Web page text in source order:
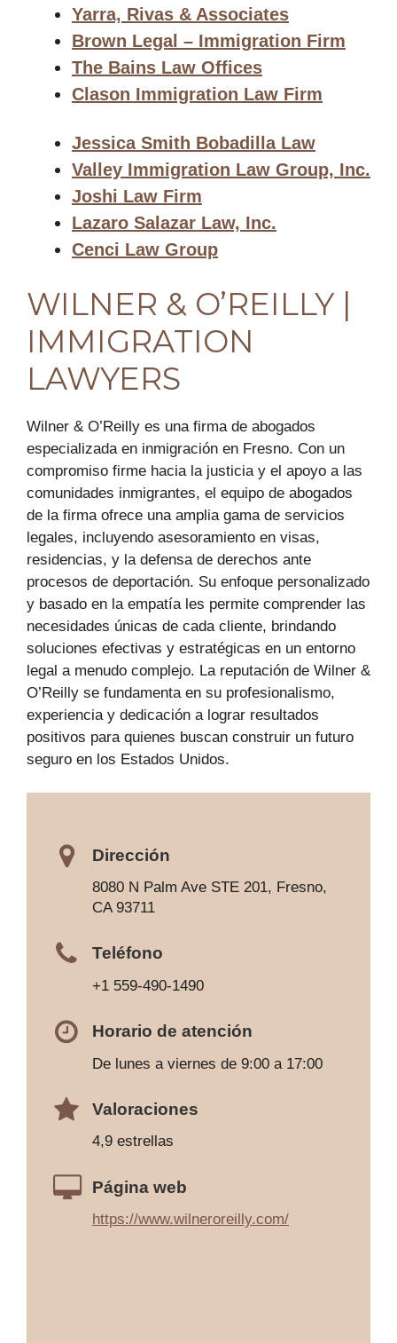
Yarra, Rivas & Associates
Brown Legal – Immigration Firm
The Bains Law Offices
Clason Immigration Law Firm
Jessica Smith Bobadilla Law
Valley Immigration Law Group, Inc.
Joshi Law Firm
Lazaro Salazar Law, Inc.
Cenci Law Group
WILNER & O’REILLY |
IMMIGRATION
LAWYERS
Wilner & O’Reilly es una firma de abogados
especializada en inmigración en Fresno. Con un
compromiso firme hacia la justicia y el apoyo a las
comunidades inmigrantes, el equipo de abogados
de la firma ofrece una amplia gama de servicios
legales, incluyendo asesoramiento en visas,
residencias, y la defensa de derechos ante
procesos de deportación. Su enfoque personalizado
y basado en la empatía les permite comprender las
necesidades únicas de cada cliente, brindando
soluciones efectivas y estratégicas en un entorno
legal a menudo complejo. La reputación de Wilner &
O’Reilly se fundamenta en su profesionalismo,
experiencia y dedicación a lograr resultados
positivos para quienes buscan construir un futuro
seguro en los Estados Unidos.
Dirección
8080 N Palm Ave STE 201, Fresno,
CA 93711
Teléfono
+1 559-490-1490
Horario de atención
De lunes a viernes de 9:00 a 17:00
Valoraciones
4,9 estrellas
Página web
https://www.wilneroreilly.com/